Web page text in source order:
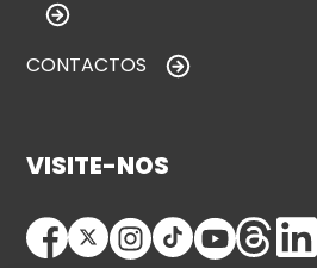
CONTACTOS
VISITE-NOS